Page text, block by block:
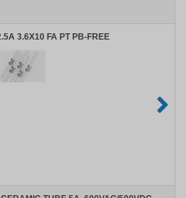
3.6X10 FA PT PB-FREE